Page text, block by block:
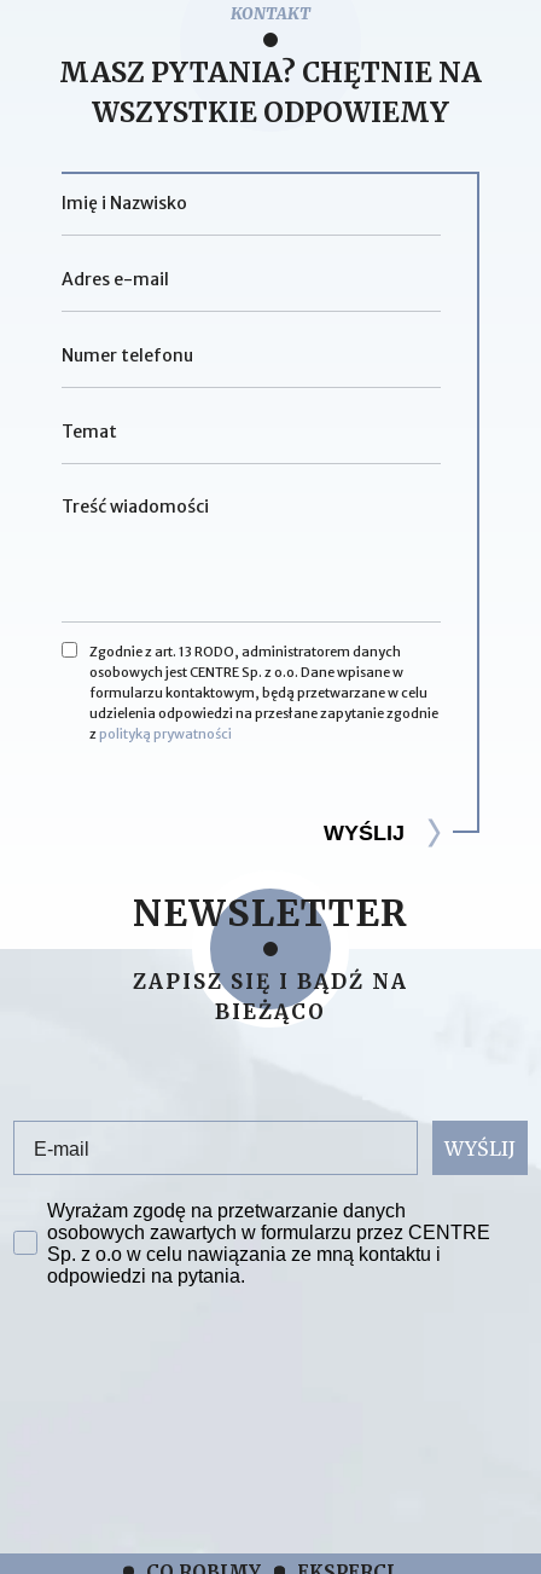
KONTAKT
MASZ PYTANIA? CHĘTNIE NA
WSZYSTKIE ODPOWIEMY
Zgodnie z art. 13 RODO, administratorem danych
osobowych jest CENTRE Sp. z o.o. Dane wpisane w
formularzu kontaktowym, będą przetwarzane w celu
udzielenia odpowiedzi na przesłane zapytanie zgodnie
zpolityką prywatności
WYŚLIJ
NEWSLETTER
ZAPISZ SIĘ I BĄDŹ NA
BIEŻĄCO
WYŚLIJ
Zgoda na przetwarzanie danych
Wyrażam zgodę na przetwarzanie danych
osobowych zawartych w formularzu przez CENTRE
Sp. z o.o w celu nawiązania ze mną kontaktu i
odpowiedzi na pytania.